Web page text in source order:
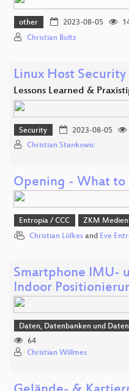
other 2023-08-05
Christian Boltz
Linux Host Security
Lessons Learned &
Security 2023-08-05
Christian Stankowic
Opening - What to
Entropia / CCC ZKM
Christian Lölkes and Eve
Smartphone IMU-
Indoor
Daten, Datenbanken und
64
Christian Willmes